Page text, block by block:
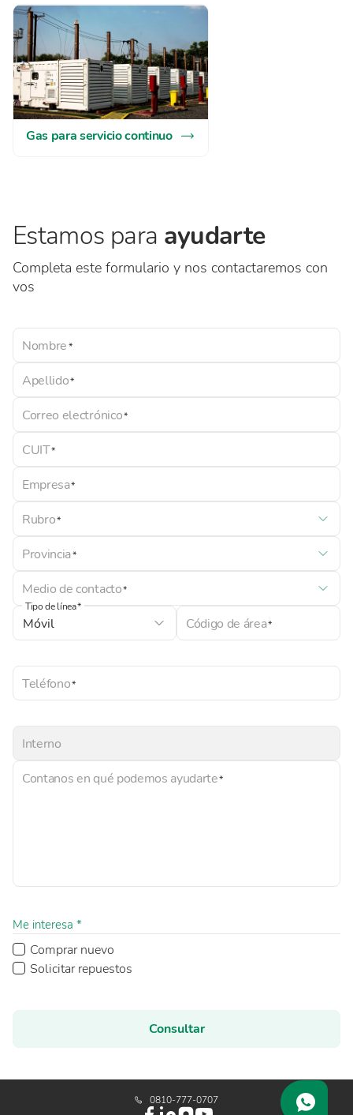
Gas para servicio continuo
Estamos para ayudarte
Completa este formulario y nos contactaremos con
vos
Nombre
Apellido
Correo electrónico
CUIT
Empresa
Rubro
Provincia
Medio de contacto
Tipo de línea
Código de área
Interno
Teléfono
Contanos en qué podemos ayudarte
Me interesa *
Comprar nuevo
Solicitar repuestos
Consultar
0810-777-0707